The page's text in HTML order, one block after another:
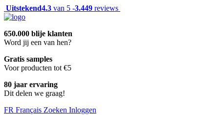
Uitstekend4.3 van 5 -3.449 reviews
650.000 blije klanten
Word jij een van hen?
Gratis samples
Voor producten tot €5
80 jaar ervaring
Dit delen we graag!
FR Français Zoeken Inloggen